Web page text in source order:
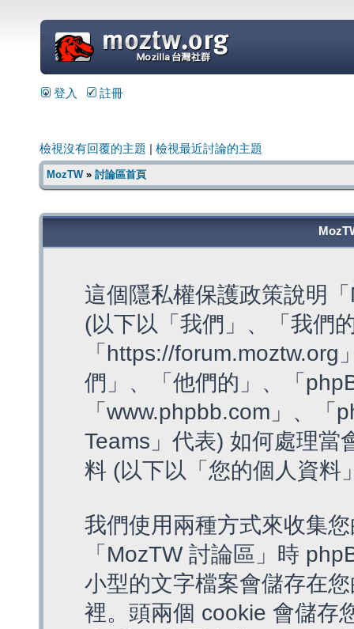
=
登入 註冊
檢視沒有回覆的主題 檢視最近討論的主題
MozTW» 討論區首頁
這個隱私權保護政策說明
(以下以「我們」、「我們
「https://
們」、「他們的」、「
「www.phpbb.com」、
Teams」代表) 如何處理當
料 (以下以「您的個人資料
我們使用兩種方式來收集
「MozTW 討論區」時
小型的文字檔案會儲存在
裡。頭兩個 cookie 會儲存